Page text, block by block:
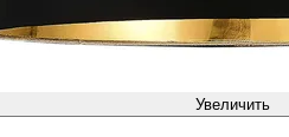
Увеличить